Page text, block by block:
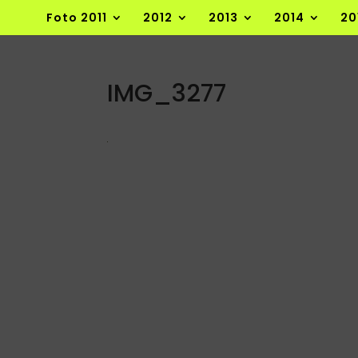
Foto 2011 2012 2013 2014
IMG_3277